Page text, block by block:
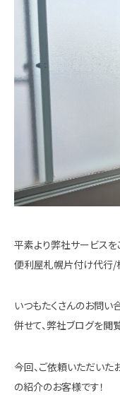
平素より弊社サービスを
便利屋札幌片付け代行/
いつもたくさんのお問い
併せて、弊社ブログを閲
今回、ご依頼いただい
の紹介のお客様です！